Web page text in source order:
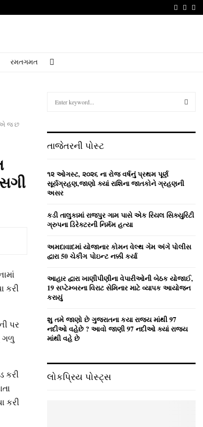
રમતગમત
જ છ
કરી
પર
ગળુ
કરી
કરી
h
o
r
:
H
તાજેતરની પોસ્ટ
૧૨ ઓગસ્ટ, ૨૦૨૬ ના રોજ વર્ષનું પ્રથમ પૂર્ણ
સૂર્યગ્રહણ,જાણો ક્યાં રાશિના જાતકોને ગ્રહણની
અસર
કડી તાલુકામાં રાજપુર ગામ પાસે એક રિયલ સિક્યુરિટી
ગ્રુપના ડિરેક્ટરની નિર્મમ હત્યા
અમદાવાદમાં યોજાનાર કોમન વેલ્‍થ ગેમ અંગે પોલીસ
દ્વારા 50 ચેકીંગ પોઇન્‍ટ નક્કી કર્યા
આહાર દ્વારા ખાણીપીણીના વેપારીઓની બેઠક યોજાઈ,
19 સપ્ટેમ્બરના વિરાટ સેમિનાર માટે વ્યાપક આયોજન
કરાયું
શુ તમે જાણો છે ગુજરાતના કયા રાજ્ય માંથી 97
નદીઓ વહેછે ? આવો જાણી 97 નદીઓ ક્યાં રાજ્ય
માંથી વહે છે
લોકપ્રિય પોસ્ટ્સ